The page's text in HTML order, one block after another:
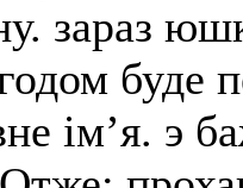
зараз
буде
імʼя. э